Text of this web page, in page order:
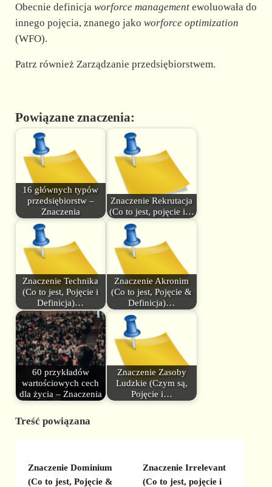
Obecnie definicja worforce managementewoluowała do
innego pojęcia, znanego jako worforce optimization
(WFO).
Patrz również Zarządzanie przedsiębiorstwem.
Powiązane znaczenia:
16 głównych typów
przedsiębiorstw –
Znaczenia
Znaczenie Rekrutacja
(Co to jest, pojęcie i…
Znaczenie Technika
(Co to jest, Pojęcie i
Definicja)…
Znaczenie Akronim
(Co to jest, Pojęcie &
Definicja)…
60 przykładów
wartościowych cech
dla życia – Znaczenia
Znaczenie Zasoby
Ludzkie (Czym są,
Pojęcie i…
Treść powiązana
Znaczenie Dominium
(Co to jest, Pojęcie &
Znaczenie Irrelevant
(Co to jest, pojęcie i